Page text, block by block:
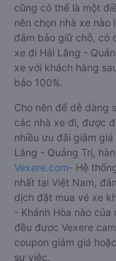
cũng có thể là một
nên chọn nhà xe nào
đảm bảo giữ chỗ, có
xe đi Hải Lăng -
xe với khách hàng
bảo 100%.
Cho nên để dễ dàng
các nhà xe đi, được
nhiều ưu đãi giảm
Lăng - Quảng Trị,
Vexere.com- Hệ
nhất tại Việt Nam,
dịch đặt mua vé xe
- Khánh Hòa nào
đều được Vexere
coupon giảm giá
sự việc.